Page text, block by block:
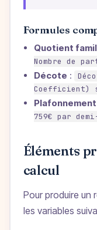
Formules
Quotient
Nombre de
Décote :
Coefficient)
Plafonnement
759€ par
Éléments
calcul
Pour produire un
les variables